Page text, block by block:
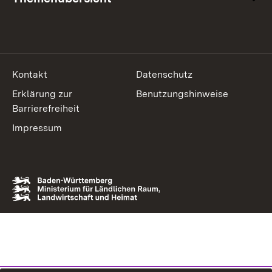
Kontakt
Datenschutz
Erklärung zur
Barrierefreiheit
Benutzungshinweise
Impressum